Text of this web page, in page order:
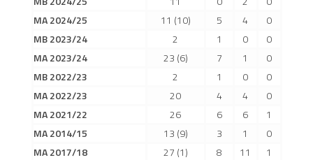
2019/20
2017/18
2014/15
2015/16
2016/17
MA 2024/25
11 (10) 5 4
0
MB 2023/24
2 1 0
0
MA 2023/24
23 (6) 7 1
0
MB 2022/23
2 1 0
0
MA 2022/23
20 4 4
0
MA 2021/22
26 6 6
1
MA 2014/15
13 (9) 3 1
0
MA 2017/18
27 (1) 8 11
1